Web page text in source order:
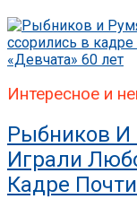
Интересное и
Рыбников И
Играли
Кадре